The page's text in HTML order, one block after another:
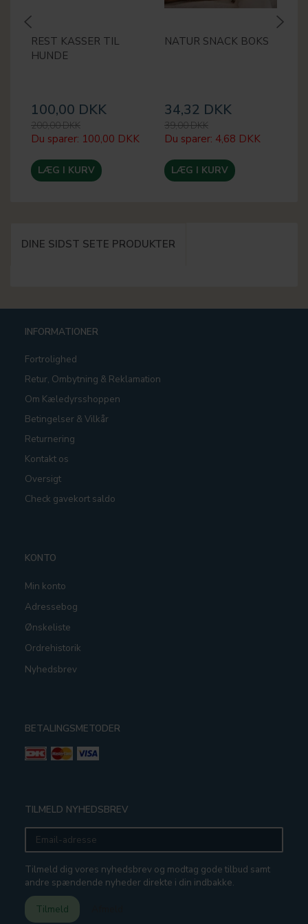
REST KASSER TIL
HUNDE
100,00 DKK
200,00 DKK
Du sparer: 100,00 DKK
LÆG I KURV
NATUR SNACK BOKS
34,32 DKK
39,00 DKK
Du sparer: 4,68 DKK
LÆG I KURV
DINE SIDST SETE PRODUKTER
INFORMATIONER
Fortrolighed
Retur, Ombytning & Reklamation
Om Kæledyrsshoppen
Betingelser & Vilkår
Returnering
Kontakt os
Oversigt
Check gavekort saldo
KONTO
Min konto
Adressebog
Ønskeliste
Ordrehistorik
Nyhedsbrev
BETALINGSMETODER
TILMELD NYHEDSBREV
Email-
adresse
Tilmeld dig vores nyhedsbrev og modtag gode tilbud samt
andre spændende nyheder direkte i din indbakke.
Tilmeld